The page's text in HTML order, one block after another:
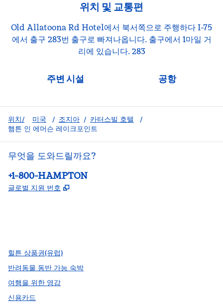
위치 및 교통편
Old Allatoona Rd Hotel에서 북서쪽으로 주행하다 I-75
에서 출구 283번 출구로 빠져나옵니다. 출구에서 1마일 거
리에 있습니다. 283
주변 시설 공항
위치/ 미국 / 조지아 / 카터스빌 호텔
/
햄튼 인 에머슨 레이크포인트
무엇을 도와드릴까요?
전화:
+1-800-HAMPTON
글로벌 지원 번호 ,
힐튼 상품권(유럽)
반려동물 동반 가능 숙박
여행을 위한 영감
신용카드